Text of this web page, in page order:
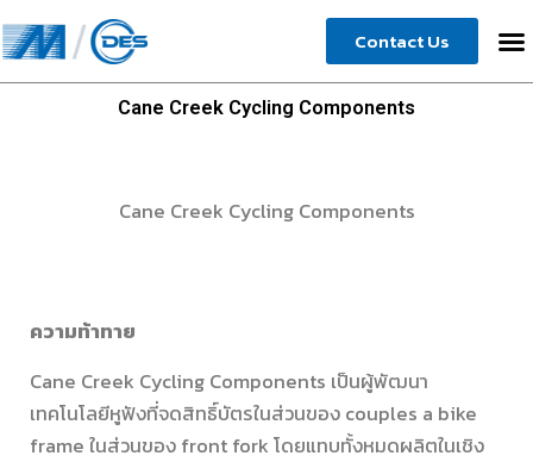
to
content
Contact Us
Cane Creek Cycling Components
Cane Creek Cycling Components
ความท้าทาย
Cane Creek Cycling Components เป็นผู้พัฒนา
เทคโนโลยีหูฟังที่จดสิทธิ์บัตรในส่วนของ couples a bike
frame ในส่วนของ front fork โดยแทบทั้งหมดผลิตในเชิง